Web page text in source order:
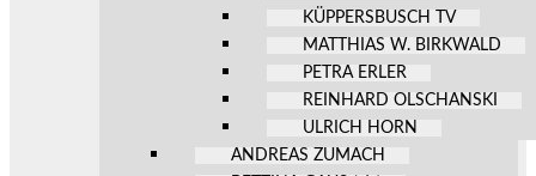
KÜPPERSBUSCH TV
MATTHIAS W. BIRKWALD
PETRA ERLER
REINHARD OLSCHANSKI
ULRICH HORN
ANDREAS ZUMACH